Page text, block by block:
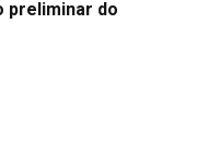
preliminar do